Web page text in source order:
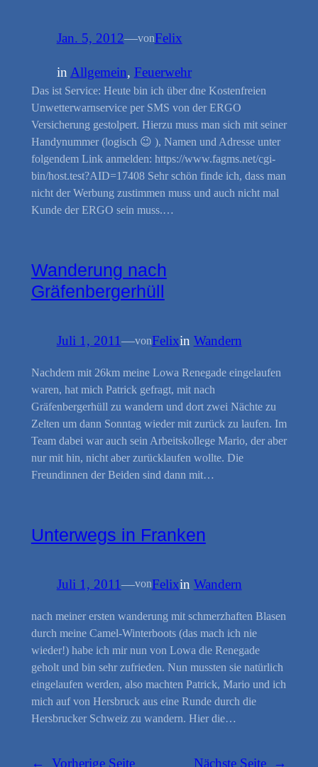
Jan. 5, 2012—vonFelix
in Allgemein, Feuerwehr
Das ist Service: Heute bin ich über dne Kostenfreien
Unwetterwarnservice per SMS von der ERGO
Versicherung gestolpert. Hierzu muss man sich mit seiner
Handynummer (logisch 😉 ), Namen und Adresse unter
folgendem Link anmelden: https://www.fagms.net/cgi-
bin/host.test?AID=17408 Sehr schön finde ich, dass man
nicht der Werbung zustimmen muss und auch nicht mal
Kunde der ERGO sein muss.…
Wanderung nach
Gräfenbergerhüll
Juli 1, 2011—vonFelixin Wandern
Nachdem mit 26km meine Lowa Renegade eingelaufen
waren, hat mich Patrick gefragt, mit nach
Gräfenbergerhüll zu wandern und dort zwei Nächte zu
Zelten um dann Sonntag wieder mit zurück zu laufen. Im
Team dabei war auch sein Arbeitskollege Mario, der aber
nur mit hin, nicht aber zurücklaufen wollte. Die
Freundinnen der Beiden sind dann mit…
Unterwegs in Franken
Juli 1, 2011—vonFelixin Wandern
nach meiner ersten wanderung mit schmerzhaften Blasen
durch meine Camel-Winterboots (das mach ich nie
wieder!) habe ich mir nun von Lowa die Renegade
geholt und bin sehr zufrieden. Nun mussten sie natürlich
eingelaufen werden, also machten Patrick, Mario und ich
mich auf von Hersbruck aus eine Runde durch die
Hersbrucker Schweiz zu wandern. Hier die…
← Vorherige Seite Nächste Seite →